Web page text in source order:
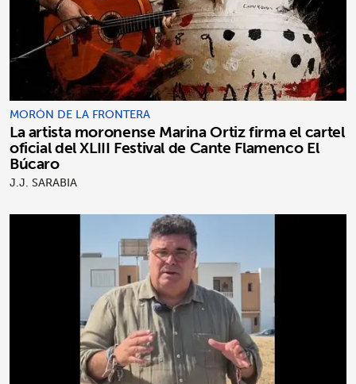
MORÓN DE LA FRONTERA
La artista moronense Marina Ortiz firma el cartel
oficial del XLIII Festival de Cante Flamenco El
Búcaro
J.J. SARABIA